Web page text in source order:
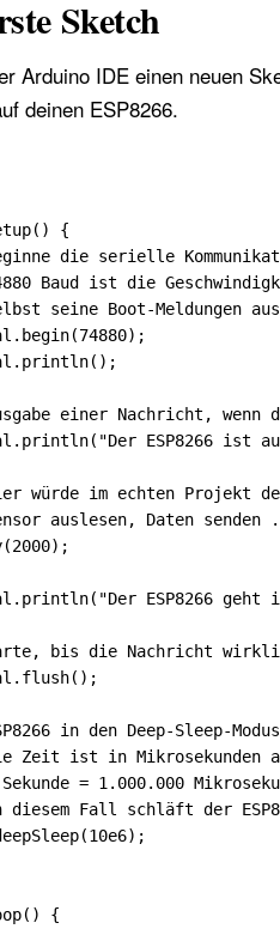
Sketch
Arduino IDE einen neuen
deinen ESP8266.
{
die serielle
Baud ist die
seine Boot-Meldungen
einer Nachricht, wenn
ESP8266 ist
würde im echten Projekt
auslesen, Daten senden
ESP8266 geht
bis die Nachricht
in den Deep-Sleep-
Zeit ist in Mikrosekunden
= 1.000.000
diesem Fall schläft der
{